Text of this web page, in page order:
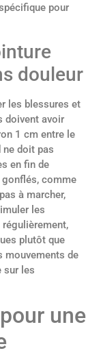
pour
douleur
les blessures et
doivent avoir
1 cm entre le
ne doit pas
en fin de
gonflés, comme
à marcher,
les
plutôt que
mouvements de
sur les
une